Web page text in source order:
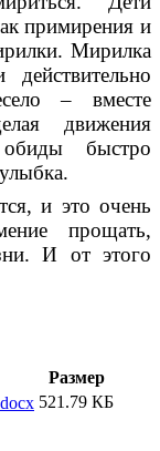
примирения и
Мирилка
– вместе
движения
быстро
и это очень
прощать,
И от этого
Размер
521.79 КБ